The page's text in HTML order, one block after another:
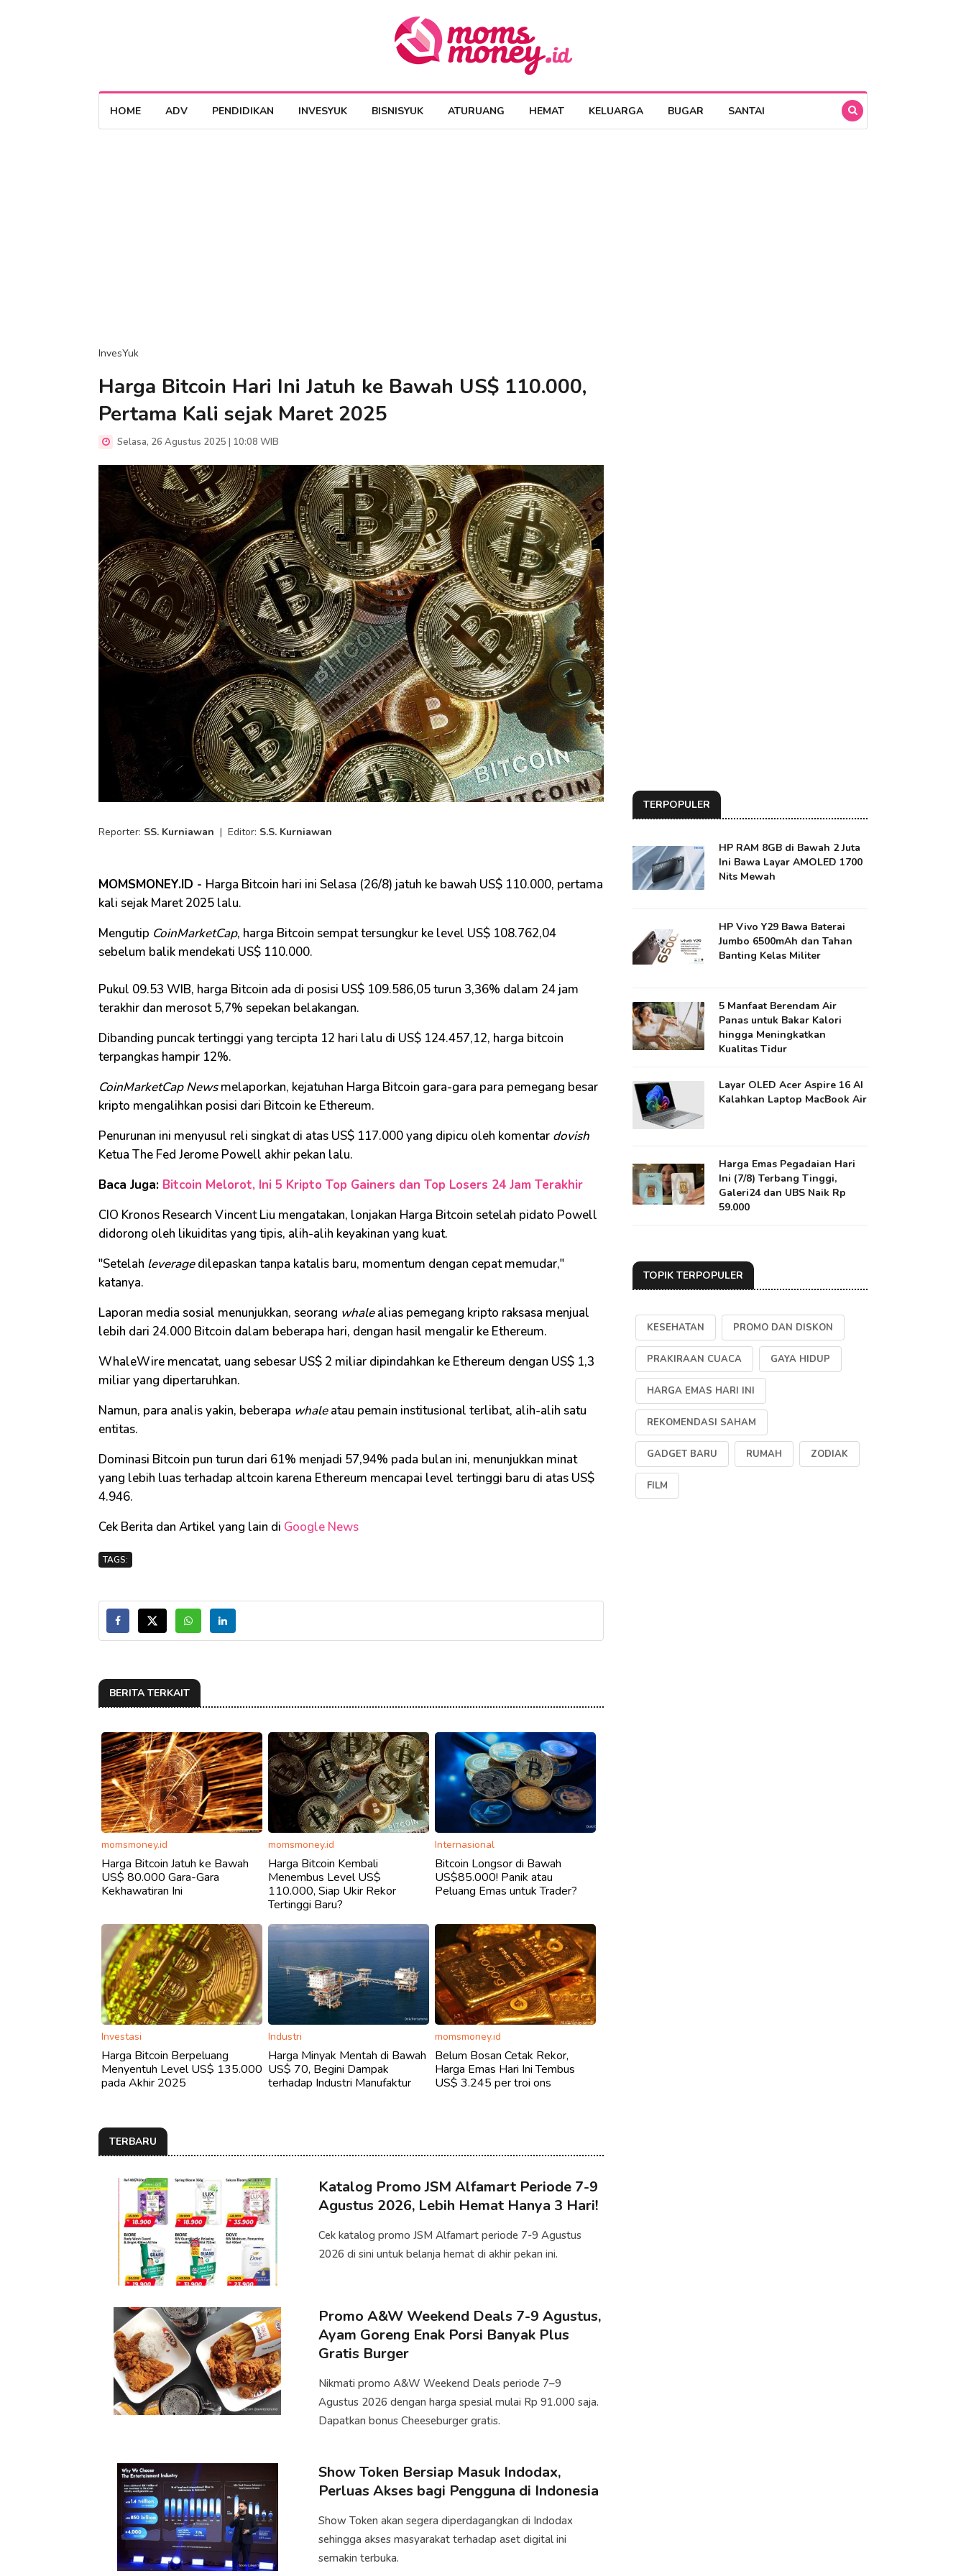
HOME ADV PENDIDIKAN INVESYUK BISNISYUK ATURUANG HEMAT KELUARGA BUGAR SANTAI
InvesYuk
Harga Bitcoin Hari Ini Jatuh ke Bawah US$ 110.000,
Pertama Kali sejak Maret 2025
Selasa, 26 Agustus 2025 | 10:08 WIB
Reporter: SS. Kurniawan | Editor: S.S. Kurniawan
MOMSMONEY.ID - Harga Bitcoin hari ini Selasa (26/8) jatuh ke bawah US$ 110.000, pertama
kali sejak Maret 2025 lalu.
Mengutip CoinMarketCap, harga Bitcoin sempat tersungkur ke level US$ 108.762,04
sebelum balik mendekati US$ 110.000.
Pukul 09.53 WIB, harga Bitcoin ada di posisi US$ 109.586,05 turun 3,36% dalam 24 jam
terakhir dan merosot 5,7% sepekan belakangan.
Dibanding puncak tertinggi yang tercipta 12 hari lalu di US$ 124.457,12, harga bitcoin
terpangkas hampir 12%.
CoinMarketCap Newsmelaporkan, kejatuhan Harga Bitcoin gara-gara para pemegang besar
kripto mengalihkan posisi dari Bitcoin ke Ethereum.
Penurunan ini menyusul reli singkat di atas US$ 117.000 yang dipicu oleh komentar dovish
Ketua The Fed Jerome Powell akhir pekan lalu.
Baca Juga: Bitcoin Melorot, Ini 5 Kripto Top Gainers dan Top Losers 24 Jam Terakhir
CIO Kronos Research Vincent Liu mengatakan, lonjakan Harga Bitcoin setelah pidato Powell
didorong oleh likuiditas yang tipis, alih-alih keyakinan yang kuat.
"Setelah leveragedilepaskan tanpa katalis baru, momentum dengan cepat memudar,"
katanya.
Laporan media sosial menunjukkan, seorang whalealias pemegang kripto raksasa menjual
lebih dari 24.000 Bitcoin dalam beberapa hari, dengan hasil mengalir ke Ethereum.
WhaleWire mencatat, uang sebesar US$ 2 miliar dipindahkan ke Ethereum dengan US$ 1,3
miliar yang dipertaruhkan.
Namun, para analis yakin, beberapa whaleatau pemain institusional terlibat, alih-alih satu
entitas.
Dominasi Bitcoin pun turun dari 61% menjadi 57,94% pada bulan ini, menunjukkan minat
yang lebih luas terhadap altcoin karena Ethereum mencapai level tertinggi baru di atas US$
4.946.
Cek Berita dan Artikel yang lain di Google News
TAGS:
BERITA TERKAIT
momsmoney.id
Harga Bitcoin Jatuh ke Bawah
US$ 80.000 Gara-Gara
Kekhawatiran Ini
momsmoney.id
Harga Bitcoin Kembali
Menembus Level US$
110.000, Siap Ukir Rekor
Tertinggi Baru?
Internasional
Bitcoin Longsor di Bawah
US$85.000! Panik atau
Peluang Emas untuk Trader?
Investasi
Harga Bitcoin Berpeluang
Menyentuh Level US$ 135.000
pada Akhir 2025
Industri
Harga Minyak Mentah di Bawah
US$ 70, Begini Dampak
terhadap Industri Manufaktur
momsmoney.id
Belum Bosan Cetak Rekor,
Harga Emas Hari Ini Tembus
US$ 3.245 per troi ons
TERBARU
Katalog Promo JSM Alfamart Periode 7-9
Agustus 2026, Lebih Hemat Hanya 3 Hari!
Cek katalog promo JSM Alfamart periode 7-9 Agustus
2026 di sini untuk belanja hemat di akhir pekan ini.
Promo A&W Weekend Deals 7-9 Agustus,
Ayam Goreng Enak Porsi Banyak Plus
Gratis Burger
Nikmati promo A&W Weekend Deals periode 7–9
Agustus 2026 dengan harga spesial mulai Rp 91.000 saja.
Dapatkan bonus Cheeseburger gratis.
Show Token Bersiap Masuk Indodax,
Perluas Akses bagi Pengguna di Indonesia
​Show Token akan segera diperdagangkan di Indodax
sehingga akses masyarakat terhadap aset digital ini
semakin terbuka.​​
TERPOPULER
HP RAM 8GB di Bawah 2 Juta
Ini Bawa Layar AMOLED 1700
Nits Mewah
HP Vivo Y29 Bawa Baterai
Jumbo 6500mAh dan Tahan
Banting Kelas Militer
5 Manfaat Berendam Air
Panas untuk Bakar Kalori
hingga Meningkatkan
Kualitas Tidur
Layar OLED Acer Aspire 16 AI
Kalahkan Laptop MacBook Air
Harga Emas Pegadaian Hari
Ini (7/8) Terbang Tinggi,
Galeri24 dan UBS Naik Rp
59.000
TOPIK TERPOPULER
KESEHATAN PROMO DAN DISKON
PRAKIRAAN CUACA GAYA HIDUP
HARGA EMAS HARI INI
REKOMENDASI SAHAM
GADGET BARU RUMAH ZODIAK
FILM